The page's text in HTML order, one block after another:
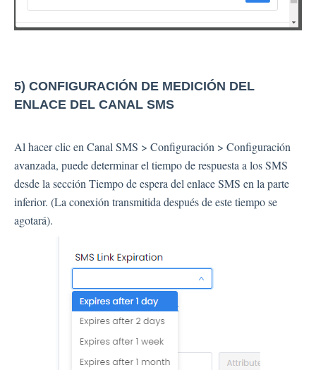
5) CONFIGURACIÓN DE MEDICIÓN DEL
ENLACE DEL CANAL SMS
Al hacer clic en Canal SMS > Configuración > Configuración
avanzada, puede determinar el tiempo de respuesta a los SMS
desde la sección Tiempo de espera del enlace SMS en la parte
inferior. (La conexión transmitida después de este tiempo se
agotará).